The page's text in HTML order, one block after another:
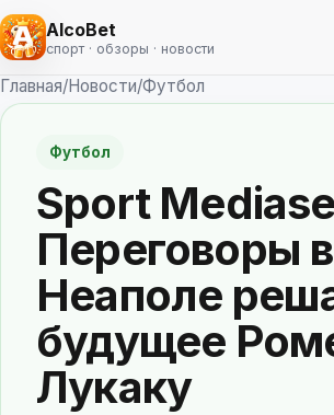
AlcoBet
спорт · обзоры · новости
Главная/Новости/Футбол
Футбол
Sport
Переговоры в
Неаполе
будущее
Лукаку